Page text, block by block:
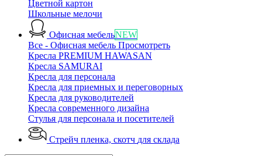
Цветной картон
Школьные мелочи
Офисная мебельNEW
Все - Офисная мебель Просмотреть
Кресла PREMIUM HAWASAN
Кресла SAMURAI
Кресла для персонала
Кресла для приемных и переговорных
Кресла для руководителей
Кресла современного дизайна
Стулья для персонала и посетителей
Стрейч пленка, скотч для склада